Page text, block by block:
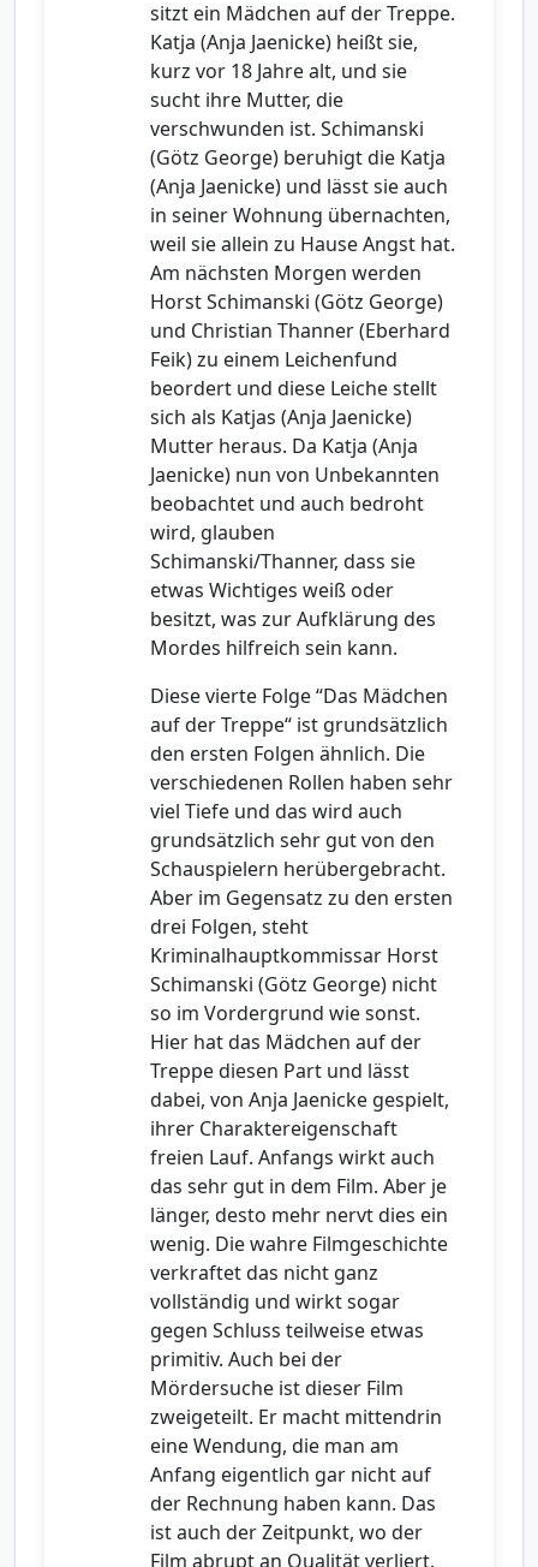
sitzt ein Mädchen auf der Treppe.
Katja (Anja Jaenicke) heißt sie,
kurz vor 18 Jahre alt, und sie
sucht ihre Mutter, die
verschwunden ist. Schimanski
(Götz George) beruhigt die Katja
(Anja Jaenicke) und lässt sie auch
in seiner Wohnung übernachten,
weil sie allein zu Hause Angst hat.
Am nächsten Morgen werden
Horst Schimanski (Götz George)
und Christian Thanner (Eberhard
Feik) zu einem Leichenfund
beordert und diese Leiche stellt
sich als Katjas (Anja Jaenicke)
Mutter heraus. Da Katja (Anja
Jaenicke) nun von Unbekannten
beobachtet und auch bedroht
wird, glauben
Schimanski/Thanner, dass sie
etwas Wichtiges weiß oder
besitzt, was zur Aufklärung des
Mordes hilfreich sein kann.
Diese vierte Folge “Das Mädchen
auf der Treppe“ ist grundsätzlich
den ersten Folgen ähnlich. Die
verschiedenen Rollen haben sehr
viel Tiefe und das wird auch
grundsätzlich sehr gut von den
Schauspielern herübergebracht.
Aber im Gegensatz zu den ersten
drei Folgen, steht
Kriminalhauptkommissar Horst
Schimanski (Götz George) nicht
so im Vordergrund wie sonst.
Hier hat das Mädchen auf der
Treppe diesen Part und lässt
dabei, von Anja Jaenicke gespielt,
ihrer Charaktereigenschaft
freien Lauf. Anfangs wirkt auch
das sehr gut in dem Film. Aber je
länger, desto mehr nervt dies ein
wenig. Die wahre Filmgeschichte
verkraftet das nicht ganz
vollständig und wirkt sogar
gegen Schluss teilweise etwas
primitiv. Auch bei der
Mördersuche ist dieser Film
zweigeteilt. Er macht mittendrin
eine Wendung, die man am
Anfang eigentlich gar nicht auf
der Rechnung haben kann. Das
ist auch der Zeitpunkt, wo der
Film abrupt an Qualität verliert.